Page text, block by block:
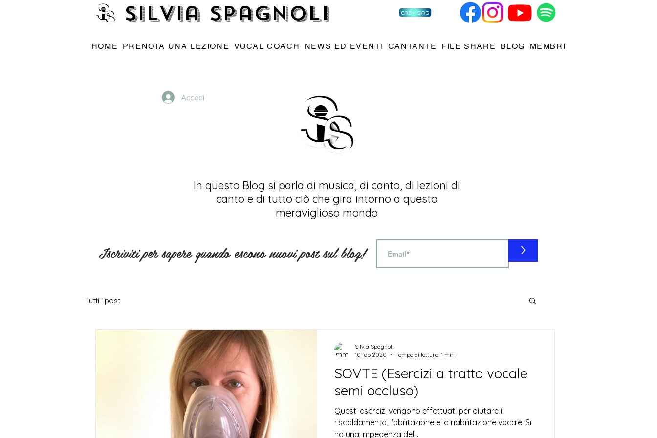
Silvia Spagnoli
HOME PRENOTA UNA LEZIONE VOCAL COACH NEWS ED EVENTI CANTANTE FILE SHARE BLOG MEMBRI
Accedi
In questo Blog si parla di musica, di canto, di lezioni di
canto e di tutto ciò che gira intorno a questo
meraviglioso mondo
>
Iscriviti per sapere quando escono nuovi post sul blog!
Tutti i post
SOVTE (Esercizi a tratto vocale
semi occluso)
Questi esercizi vengono effettuati per aiutare il
riscaldamento, l’abilitazione e la riabilitazione vocale. Si
ha una impedenza del...
Silvia Spagnoli
10 feb 2020
Tempo di lettura: 1 min